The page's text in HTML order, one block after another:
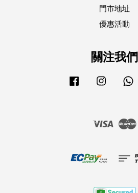
門市地址
優惠活動
關注我們
Facebook Instagram
Visa